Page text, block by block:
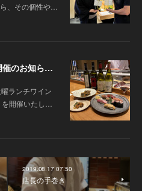
、その個性や…
第163回 土曜ランチワイン会開催のお知らせ 「オーストリアワインとオーストラリアワイン」（7月4日（土））
ランチワイン
開催いたし…
2019.08.17 07:50
店長の手巻き